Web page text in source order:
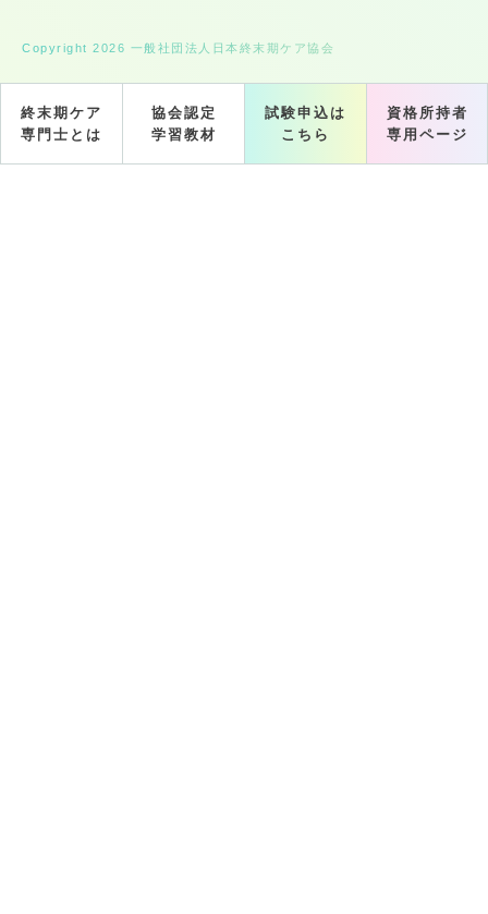
終末期ケア
専門士とは
協会認定
学習教材
試験申込は
こちら
資格所持者
専用ページ
Copyright 2026 一般社団法人日本終末期ケア協会